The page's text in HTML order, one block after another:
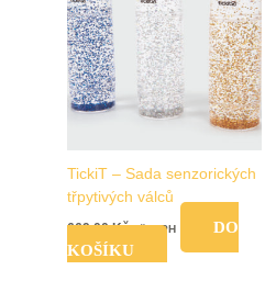
TickiT – Sada senzorických
třpytivých válců
669,00Kč vč. DPH
DO
KOŠÍKU